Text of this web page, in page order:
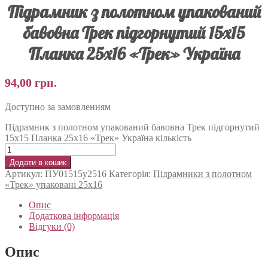
Підрамник з полотном упакований
бавовна Трек підгорнутий 15х15
Планка 25х16 «Трек» Україна
94,00 грн.
Доступно за замовленням
Підрамник з полотном упакований бавовна Трек підгорнутий
15х15 Планка 25х16 «Трек» Україна кількість
Додати в кошик
Артикул: ПУ01515у2516 Категорія: Підрамники з полотном
«Трек» упаковані 25x16
Опис
Додаткова інформація
Відгуки (0)
Опис